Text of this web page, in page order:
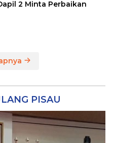
2 Minta Perbaikan
PISAU